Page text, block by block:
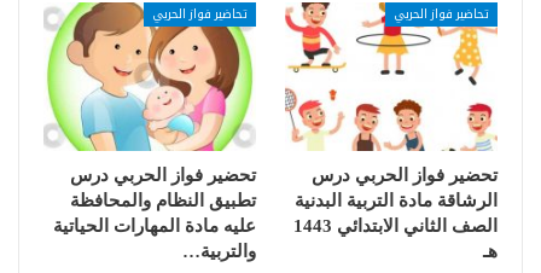
تحاضير فواز الحربي
تحضير فواز الحربي درس
الرشاقة مادة التربية البدنية
الصف الثاني الابتدائي 1443
هـ
تحاضير فواز الحربي
تحضير فواز الحربي درس
تطبيق النظام والمحافظة
عليه مادة المهارات الحياتية
والتربية…